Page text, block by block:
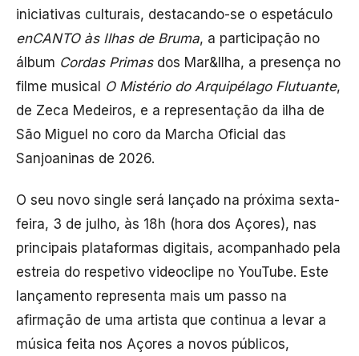
iniciativas culturais, destacando-se o espetáculo
enCANTO às Ilhas de Bruma, a participação no
álbum Cordas Primasdos Mar&Ilha, a presença no
filme musical O Mistério do Arquipélago Flutuante,
de Zeca Medeiros, e a representação da ilha de
São Miguel no coro da Marcha Oficial das
Sanjoaninas de 2026.
O seu novo single será lançado na próxima sexta-
feira, 3 de julho, às 18h (hora dos Açores), nas
principais plataformas digitais, acompanhado pela
estreia do respetivo videoclipe no YouTube. Este
lançamento representa mais um passo na
afirmação de uma artista que continua a levar a
música feita nos Açores a novos públicos,